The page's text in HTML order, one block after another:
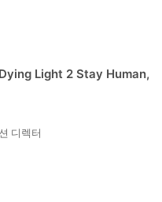
Light 2 Stay Human,
디렉터